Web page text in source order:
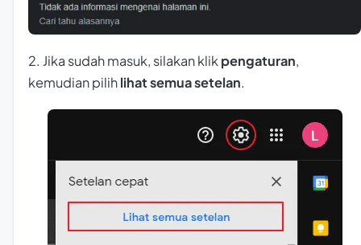
2. Jika sudah masuk, silakan klikpengaturan,
kemudian pilihlihat semua setelan.